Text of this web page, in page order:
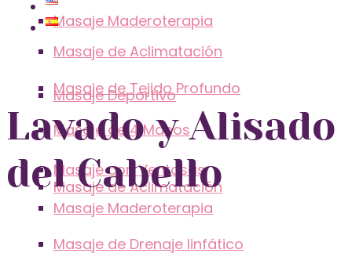
Masaje de Tejido Profundo
Masaje de Aclimatación
Masaje Maderoterapia
Masaje Deportivo
Masaje con Ventosas
Masaje de Drenaje linfático
Masaje de Aclimatación
Masaje de 4 Manos
Masaje Maderoterapia
Lavado y Alisado
del Cabello